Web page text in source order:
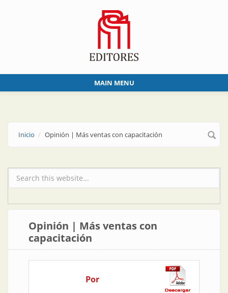
MAIN MENU
Inicio Opinión | Más ventas con capacitación
Formulario de búsqueda
Opinión | Más ventas con
capacitación
Por